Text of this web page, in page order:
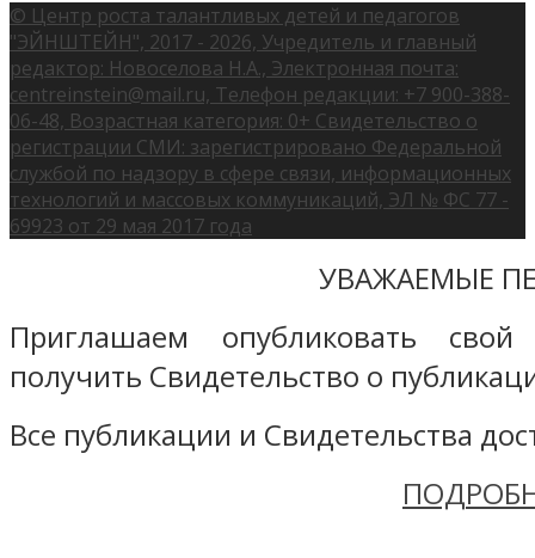
© Центр роста талантливых детей и педагогов
"ЭЙНШТЕЙН", 2017 - 2026, Учредитель и главный
редактор: Новоселова Н.А., Электронная почта:
centreinstein@mail.ru, Телефон редакции: +7 900-388-
06-48, Возрастная категория: 0+ Свидетельство о
регистрации СМИ: зарегистрировано Федеральной
службой по надзору в сфере связи, информационных
технологий и массовых коммуникаций, ЭЛ № ФС 77 -
69923 от 29 мая 2017 года
УВАЖАЕМЫЕ
Приглашаем опубликовать
получить Свидетельство о
Все публикации и Свидетельства